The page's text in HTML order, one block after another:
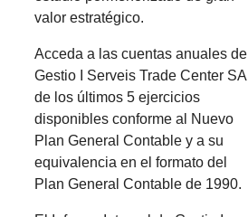
valor estratégico.
Acceda a las cuentas anuales de
Gestio I Serveis Trade Center SA
de los últimos 5 ejercicios
disponibles conforme al Nuevo
Plan General Contable y a su
equivalencia en el formato del
Plan General Contable de 1990.